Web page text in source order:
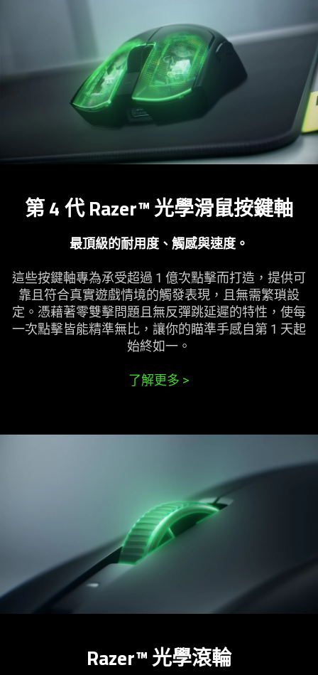
第 4 代 Razer™ 光學滑鼠按鍵軸
最頂級的耐用度、觸感與速度。
這些按鍵軸專為承受超過 1 億次點擊而打造，提供可
靠且符合真實遊戲情境的觸發表現，且無需繁瑣設
定。憑藉著零雙擊問題且無反彈跳延遲的特性，使每
一次點擊皆能精準無比，讓你的瞄準手感自第 1 天起
始終如一。
了解更多 >
Razer™ 光學滾輪